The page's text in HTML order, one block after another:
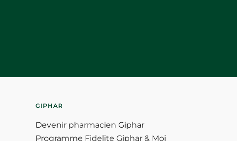
GIPHAR
Devenir pharmacien Giphar
Programme Fidelite Giphar & Moi